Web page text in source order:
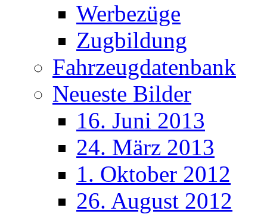
Werbezüge
Zugbildung
Fahrzeugdatenbank
Neueste Bilder
16. Juni 2013
24. März 2013
1. Oktober 2012
26. August 2012